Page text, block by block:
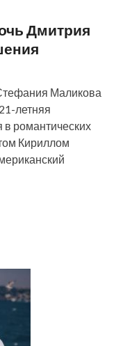
Дмитрия
Маликова
летняя
романтических
Кириллом